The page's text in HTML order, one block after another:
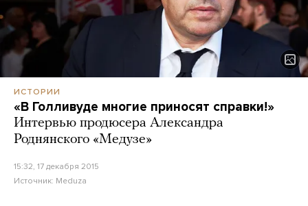
ИСТОРИИ
«В Голливуде многие приносят справки!»
Интервью продюсера Александра
Роднянского «Медузе»
15:32, 17 декабря 2015
Источник: Meduza